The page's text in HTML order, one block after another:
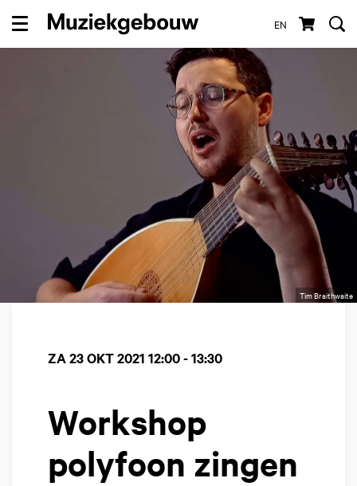
EN
Menu
Tim Braithwaite
Workshop
polyfoon zingen
ZA 23 OKT 2021 12:00 - 13:30